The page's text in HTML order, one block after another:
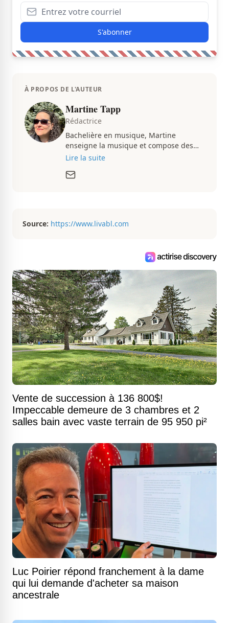
S'abonner
À PROPOS DE L'AUTEUR
Martine Tapp
Rédactrice
Bachelière en musique, Martine
enseigne la musique et compose des
pièces musicales pendant ses temps
d’aménagement intérieur, elle suit de
Lire la suite
Source: https://www.livabl.com
Vente de succession à 136 800$!
Impeccable demeure de 3 chambres et 2
salles bain avec vaste terrain de 95 950 pi²
Luc Poirier répond franchement à la dame
qui lui demande d'acheter sa maison
ancestrale